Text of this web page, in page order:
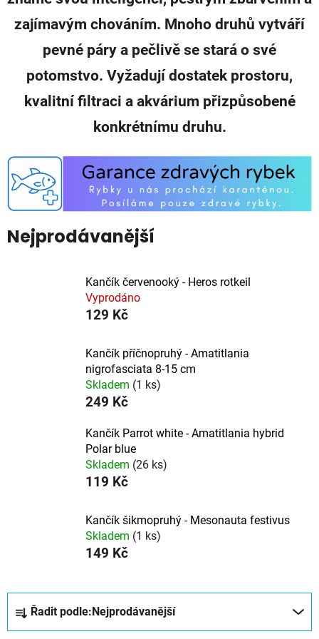
zajímavým chováním. Mnoho druhů vytváří
pevné páry a pečlivě se stará o své
potomstvo. Vyžadují dostatek prostoru,
kvalitní filtraci a akvárium přizpůsobené
konkrétnímu druhu.
Nejprodávanější
Kančík červenooký - Heros rotkeil
Vyprodáno
129 Kč
Kančík příčnopruhý - Amatitlania
nigrofasciata 8-15 cm
Skladem (1 ks)
249 Kč
Kančík Parrot white - Amatitlania hybrid
Polar blue
Skladem (26 ks)
119 Kč
Kančík šikmopruhý - Mesonauta festivus
Skladem (1 ks)
149 Kč
Ř
a Řadit podle:Nejprodávanější